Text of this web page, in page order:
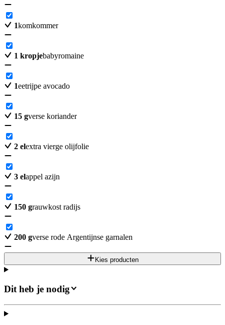
1komkommer
1 kropjebabyromaine
1eetrijpe avocado
15 gverse koriander
2 elextra vierge olijfolie
3 elappel azijn
150 grauwkost radijs
200 gverse rode Argentijnse garnalen
Kies producten
Dit heb je nodig